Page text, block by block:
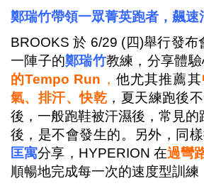
鄭瑞竹帶領一眾菁英跑者，飆速
BROOKS 於 6/29 (四)舉行發
一陣子的鄭瑞竹教練，分享體
的Tempo Run ， 他尤其推薦其
氣、排汗、快乾 ，夏天練跑後
後，一般跑鞋被汗濕後，常見
後，是不會發生的。另外，同
匡寓分享，HYPERION 在過彎
順暢地完成每一次的速度型訓練